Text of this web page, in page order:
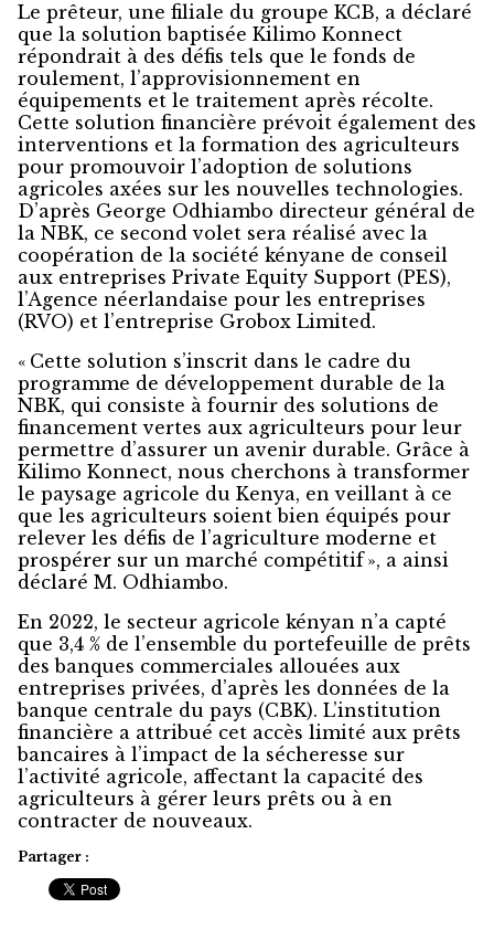
Le prêteur, une filiale du groupe KCB, a déclaré
que la solution baptisée Kilimo Konnect
répondrait à des défis tels que le fonds de
roulement, l’approvisionnement en
équipements et le traitement après récolte.
Cette solution financière prévoit également des
interventions et la formation des agriculteurs
pour promouvoir l’adoption de solutions
agricoles axées sur les nouvelles technologies.
D’après George Odhiambo directeur général de
la NBK, ce second volet sera réalisé avec la
coopération de la société kényane de conseil
aux entreprises Private Equity Support (PES),
l’Agence néerlandaise pour les entreprises
(RVO) et l’entreprise Grobox Limited.
« Cette solution s’inscrit dans le cadre du
programme de développement durable de la
NBK, qui consiste à fournir des solutions de
financement vertes aux agriculteurs pour leur
permettre d’assurer un avenir durable. Grâce à
Kilimo Konnect, nous cherchons à transformer
le paysage agricole du Kenya, en veillant à ce
que les agriculteurs soient bien équipés pour
relever les défis de l’agriculture moderne et
prospérer sur un marché compétitif », a ainsi
déclaré M. Odhiambo.
En 2022, le secteur agricole kényan n’a capté
que 3,4 % de l’ensemble du portefeuille de prêts
des banques commerciales allouées aux
entreprises privées, d’après les données de la
banque centrale du pays (CBK). L’institution
financière a attribué cet accès limité aux prêts
bancaires à l’impact de la sécheresse sur
l’activité agricole, affectant la capacité des
agriculteurs à gérer leurs prêts ou à en
contracter de nouveaux.
Partager :